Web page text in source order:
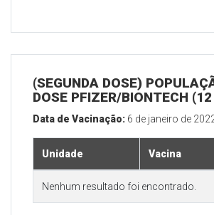
(SEGUNDA DOSE)
DOSE PFIZER/BIONTECH
Data de Vacinação: 6 de janeiro de
Unidade Vacina
Nenhum resultado foi encontrado.